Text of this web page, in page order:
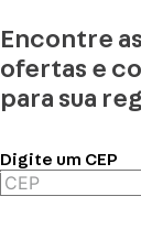
Encontre
ofertas e
para sua
Digite um CEP
o cupom no
desconto na
-